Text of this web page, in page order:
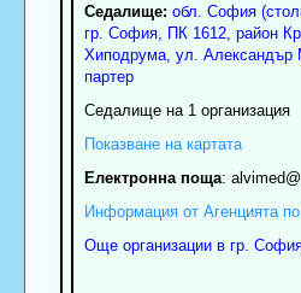
Седалище: обл. София
гр. София, ПК 1612, район
Хиподрума, ул. Александър
партер
Седалище на 1 организация
Показване на картата
Електронна поща: alvimed
Информация от Агенцията
Още организации в гр.